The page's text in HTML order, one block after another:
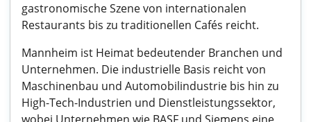
gastronomische Szene von internationalen
Restaurants bis zu traditionellen Cafés reicht.
Mannheim ist Heimat bedeutender Branchen und
Unternehmen. Die industrielle Basis reicht von
Maschinenbau und Automobilindustrie bis hin zu
High-Tech-Industrien und Dienstleistungssektor,